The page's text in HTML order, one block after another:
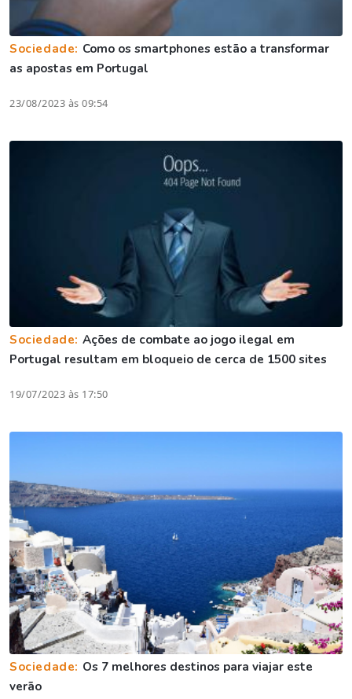
Sociedade: Como os smartphones estão a transformar
as apostas em Portugal
23/08/2023 às 09:54
Sociedade: Ações de combate ao jogo ilegal em
Portugal resultam em bloqueio de cerca de 1500 sites
19/07/2023 às 17:50
Sociedade: Os 7 melhores destinos para viajar este
verão